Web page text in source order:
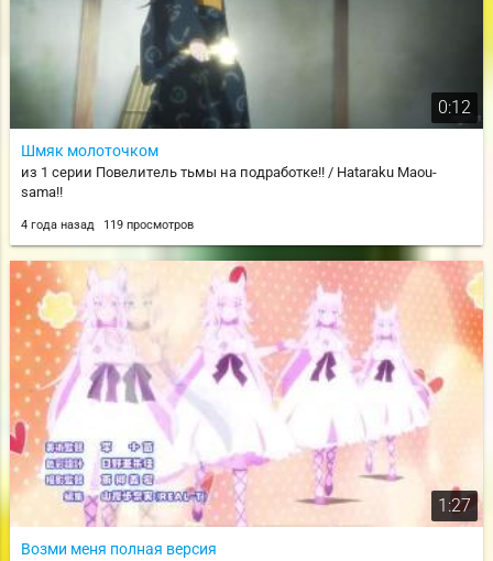
0:12
Шмяк молоточком
из 1 серии Повелитель тьмы на подработке!! / Hataraku Maou-
sama!!
4 года назад 119 просмотров
1:27
Возми меня полная версия